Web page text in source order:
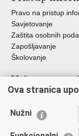
Pravo na pristup
Savjetovanje
Zaštita osobnih
Zapošljavanje
Školovanje
Važne
Ministarstvo
Udruge
Ova stranica
Nužni